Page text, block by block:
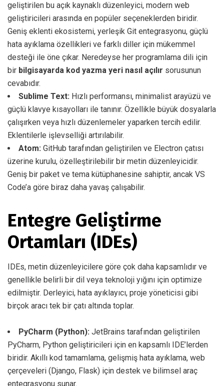
geliştirilen bu açık kaynaklı düzenleyici, modern web
geliştiricileri arasında en popüler seçeneklerden biridir.
Geniş eklenti ekosistemi, yerleşik Git entegrasyonu, güçlü
hata ayıklama özellikleri ve farklı diller için mükemmel
desteği ile öne çıkar. Neredeyse her programlama dili için
bir bilgisayarda kod yazma yeri nasıl açılır sorusunun
cevabıdır.
Sublime Text: Hızlı performansı, minimalist arayüzü ve
güçlü klavye kısayolları ile tanınır. Özellikle büyük dosyalarla
çalışırken veya hızlı düzenlemeler yaparken tercih edilir.
Eklentilerle işlevselliği artırılabilir.
Atom: GitHub tarafından geliştirilen ve Electron çatısı
üzerine kurulu, özelleştirilebilir bir metin düzenleyicidir.
Geniş bir paket ve tema kütüphanesine sahiptir, ancak VS
Code’a göre biraz daha yavaş çalışabilir.
Entegre Geliştirme
Ortamları (IDEs)
IDEs, metin düzenleyicilere göre çok daha kapsamlıdır ve
genellikle belirli bir dil veya teknoloji yığını için optimize
edilmiştir. Derleyici, hata ayıklayıcı, proje yöneticisi gibi
birçok aracı tek bir çatı altında toplar.
PyCharm (Python): JetBrains tarafından geliştirilen
PyCharm, Python geliştiricileri için en kapsamlı IDE’lerden
biridir. Akıllı kod tamamlama, gelişmiş hata ayıklama, web
çerçeveleri (Django, Flask) için destek ve bilimsel araç
entegrasyonu sunar.